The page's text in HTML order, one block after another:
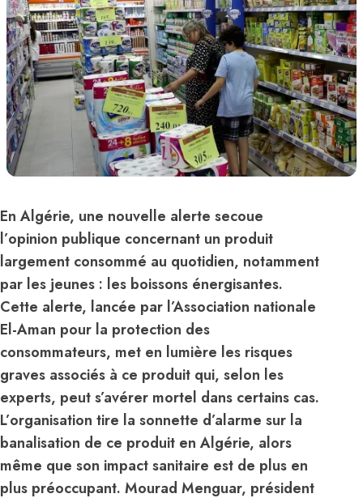
En Algérie, une nouvelle alerte secoue
l’opinion publique concernant un produit
largement consommé au quotidien, notamment
par les jeunes : les boissons énergisantes.
Cette alerte, lancée par l’Association nationale
El-Aman pour la protection des
consommateurs, met en lumière les risques
graves associés à ce produit qui, selon les
experts, peut s’avérer mortel dans certains cas.
L’organisation tire la sonnette d’alarme sur la
banalisation de ce produit en Algérie, alors
même que son impact sanitaire est de plus en
plus préoccupant. Mourad Menguar, président